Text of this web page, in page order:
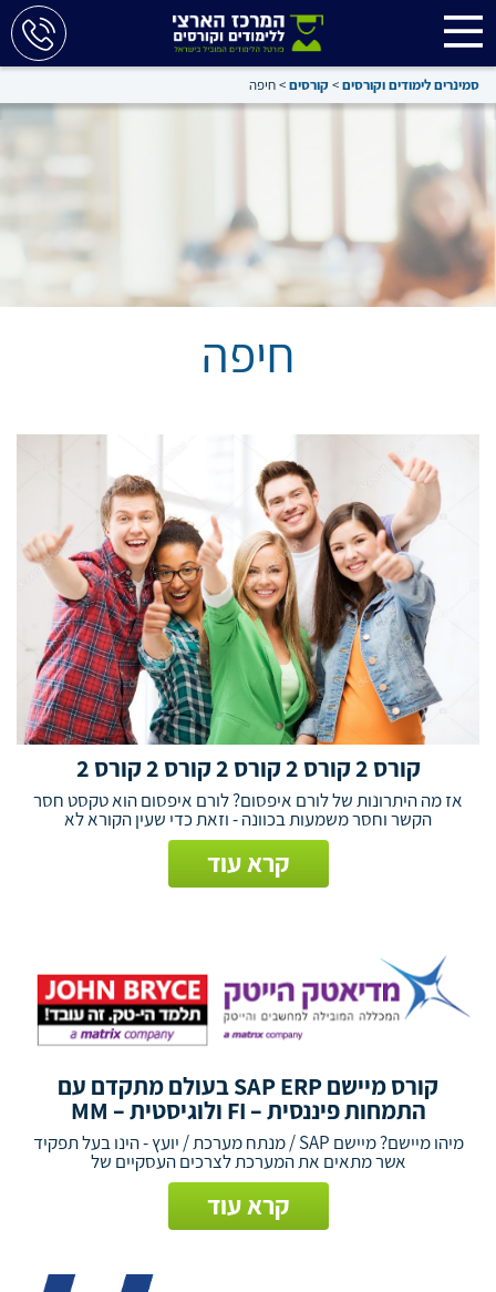
סמינרים לימודים וקורסים>קורסים>חיפה
חיפה
קורס 2 קורס 2 קורס 2 קורס 2 קורס 2
אז מה היתרונות של לורם איפסום? לורם איפסום הוא טקסט חסר
הקשר וחסר משמעות בכוונה - וזאת כדי שעין הקורא לא
קרא עוד
קורס מיישם SAP ERP בעולם מתקדם עם
התמחות פיננסית – FI ולוגיסטית – MM
מיהו מיישם? מיישם SAP / מנתח מערכת / יועץ - הינו בעל תפקיד
אשר מתאים את המערכת לצרכים העסקיים של
קרא עוד